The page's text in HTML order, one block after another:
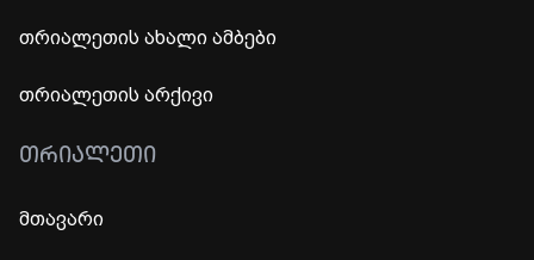
თრიალეთის ახალი ამბები
თრიალეთის არქივი
ᲗᲠᲘᲐᲚᲔᲗᲘ
მთავარი